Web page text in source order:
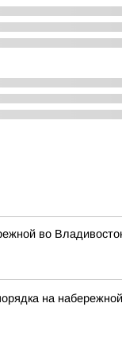
во
на